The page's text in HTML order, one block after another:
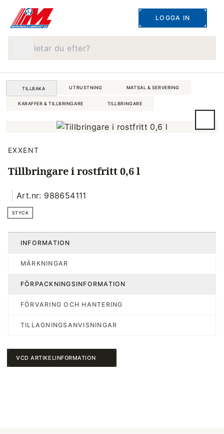
LOGGA IN
TILLBAKA UTRUSTNING MATSAL & SERVERING
KARAFFER & TILLBRINGARE TILLBRINGARE
EXXENT
Tillbringare i rostfritt 0,6 l
Art.nr: 988654111
STYCK
INFORMATION
MÄRKNINGAR
FÖRPACKNINGSINFORMATION
FÖRVARING OCH HANTERING
TILLAGNINGSANVISNINGAR
VCD ARTIKELINFORMATION